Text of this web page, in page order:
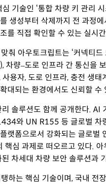
기술인 ‘통합 차량 키 관
생성부터 삭제까지 전 과정
를 직접 확인할 수 있는 실시
춰 아우토크립트는 ‘커넥
량–도로 인프라 간 통신을
용자, 도로 인프라, 충전 생
대되는 환경에서도 신뢰할
솔루션도 함께 공개한다.
와 UN R155 등 글로벌
랫폼으로서 강화되는 글로
심 과제로 떠오르고 있다.
차세대 차량 보안 솔루션과
하는 핵심 기술이며, 국내